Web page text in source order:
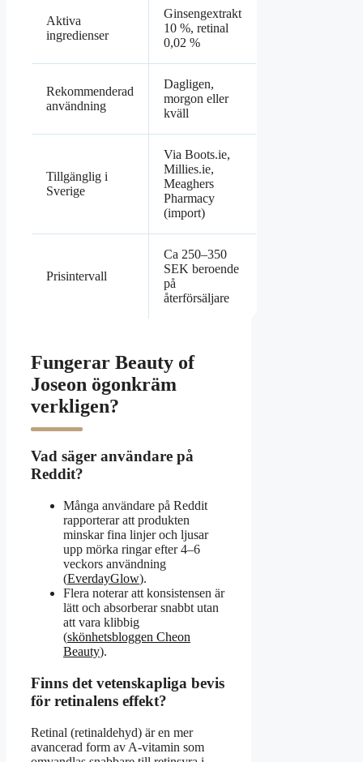
Aktiva
ingredienser
Ginsengextrakt
10 %, retinal
0,02 %
Rekommenderad
användning
Dagligen,
morgon eller
kväll
Tillgänglig i
Sverige
Via Boots.ie,
Millies.ie,
Meaghers
Pharmacy
(import)
Prisintervall
Ca 250–350
SEK beroende
på
återförsäljare
Fungerar Beauty of
Joseon ögonkräm
verkligen?
Vad säger användare på
Reddit?
Många användare på Reddit
rapporterar att produkten
minskar fina linjer och ljusar
upp mörka ringar efter 4–6
veckors användning
(EverdayGlow).
Flera noterar att konsistensen är
lätt och absorberar snabbt utan
att vara klibbig
(skönhetsbloggen Cheon
Beauty).
Finns det vetenskapliga bevis
för retinalens effekt?
Retinal (retinaldehyd) är en mer
avancerad form av A-vitamin som